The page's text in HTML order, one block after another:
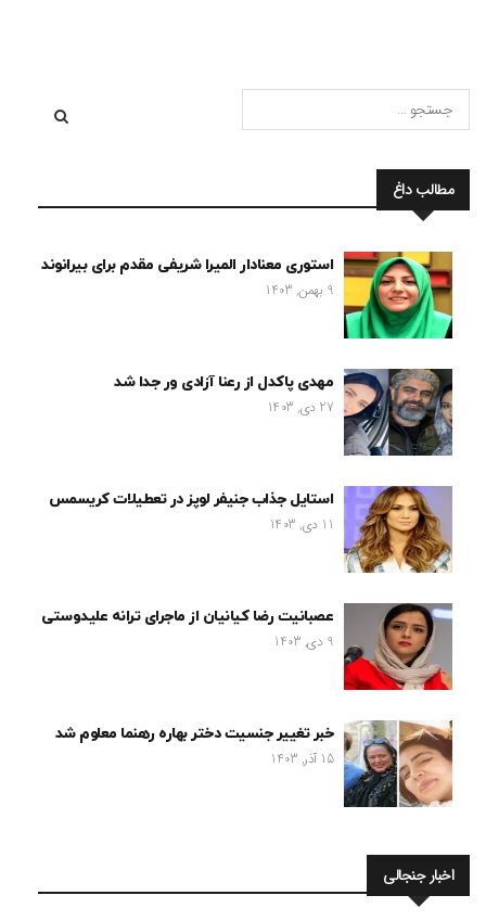
مطالب داغ
استوری معنادار المیرا شریفی مقدم برای بیرانوند
9 بهمن, 1403
مهدی پاکدل از رعنا آزادی ور جدا شد
27 دی, 1403
استایل جذاب جنیفر لوپز در تعطیلات کریسمس
11 دی, 1403
عصبانیت رضا کیانیان از ماجرای ترانه علیدوستی
9 دی, 1403
خبر تغییر جنسیت دختر بهاره رهنما معلوم شد
15 آذر, 1403
اخبار جنجالی